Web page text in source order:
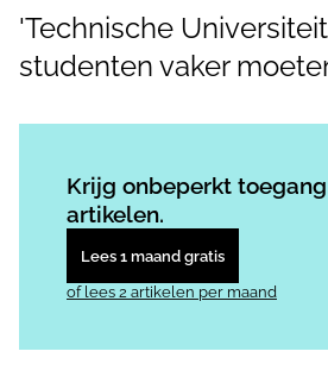
'Technische
studenten vaker
Krijg onbeperkt
artikelen.
Lees 1 maand gratis
of lees 2 artikelen per maand